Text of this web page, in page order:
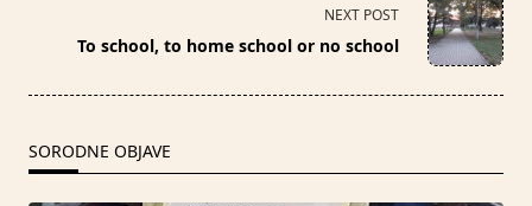
reader-
NEXT POST
To school, to home school or no school
SORODNE OBJAVE